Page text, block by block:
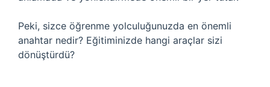
Peki, sizce öğrenme yolculuğunuzda en önemli
anahtar nedir? Eğitiminizde hangi araçlar sizi
dönüştürdü?